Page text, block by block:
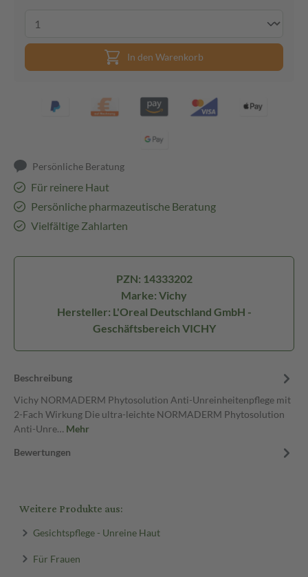
In den Warenkorb
Persönliche Beratung
Für reinere Haut
Persönliche pharmazeutische Beratung
Vielfältige Zahlarten
PZN: 14333202
Marke: Vichy
Hersteller: L'Oreal Deutschland GmbH -
Geschäftsbereich VICHY
Beschreibung
Vichy NORMADERM Phytosolution Anti-Unreinheitenpflege mit
2-Fach Wirkung Die ultra-leichte NORMADERM Phytosolution
Anti-Unre… Mehr
Bewertungen
Weitere Produkte aus:
Gesichtspflege - Unreine Haut
Für Frauen